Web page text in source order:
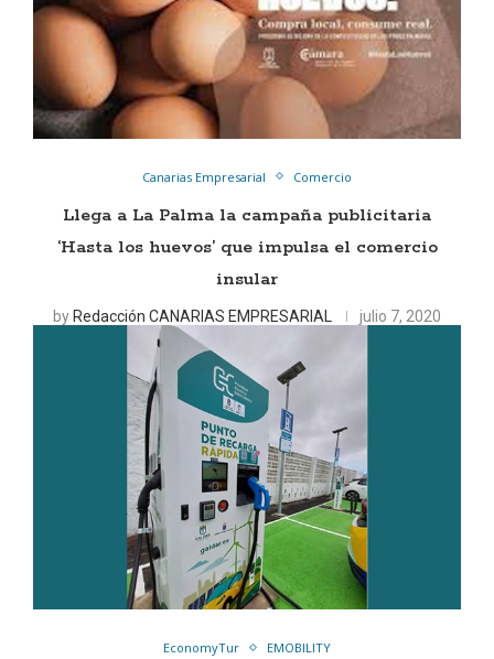
Canarias Empresarial Comercio
Llega a La Palma la campaña publicitaria
‘Hasta los huevos’ que impulsa el comercio
insular
byRedacción CANARIAS EMPRESARIAL julio 7, 2020
EconomyTur EMOBILITY